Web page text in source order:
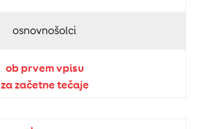
osnovnošolci
ob prvem vpisu
za začetne tečaje